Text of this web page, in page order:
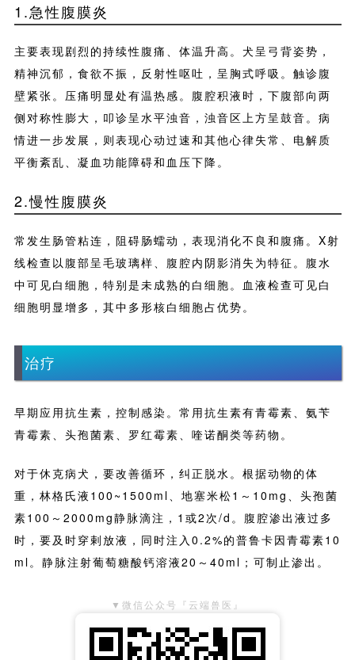
1.急性腹膜炎
主要表现剧烈的持续性腹痛、体温升高。犬呈弓背姿势，
精神沉郁，食欲不振，反射性呕吐，呈胸式呼吸。触诊腹
壁紧张。压痛明显处有温热感。腹腔积液时，下腹部向两
侧对称性膨大，叩诊呈水平浊音，浊音区上方呈鼓音。病
情进一步发展，则表现心动过速和其他心律失常、电解质
平衡紊乱、凝血功能障碍和血压下降。
2.慢性腹膜炎
常发生肠管粘连，阻碍肠蠕动，表现消化不良和腹痛。X射
线检查以腹部呈毛玻璃样、腹腔内阴影消失为特征。腹水
中可见白细胞，特别是未成熟的白细胞。血液检查可见白
细胞明显增多，其中多形核白细胞占优势。
治疗
早期应用抗生素，控制感染。常用抗生素有青霉素、氨苄
青霉素、头孢菌素、罗红霉素、喹诺酮类等药物。
对于休克病犬，要改善循环，纠正脱水。根据动物的体
重，林格氏液100~1500ml、地塞米松1～10mg、头孢菌
素100 ～ 2000mg静脉滴注，1或2次/d。腹腔渗出液过多
时，要及时穿剌放液，同时注入0.2%的普鲁卡因青霉素10
ml。静脉注射葡萄糖酸钙溶液20 ～ 40ml；可制止渗出。
▼微信公众号『云端兽医』